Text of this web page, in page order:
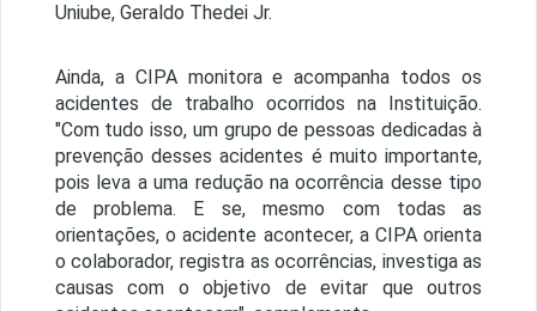
Uniube, Geraldo Thedei Jr.
Ainda, a CIPA monitora e acompanha todos os
acidentes de trabalho ocorridos na Instituição.
"Com tudo isso, um grupo de pessoas dedicadas à
prevenção desses acidentes é muito importante,
pois leva a uma redução na ocorrência desse tipo
de problema. E se, mesmo com todas as
orientações, o acidente acontecer, a CIPA orienta
o colaborador, registra as ocorrências, investiga as
causas com o objetivo de evitar que outros